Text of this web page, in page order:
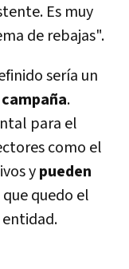
Es muy
de rebajas".
serí­a un
.
para el
como el
ypueden
que quedo el
entidad.